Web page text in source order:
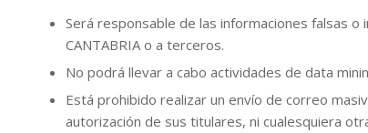
Será responsable de las informaciones falsas
CANTABRIA o a terceros.
No podrá llevar a cabo actividades de data
Está prohibido realizar un envío de correo
autorización de sus titulares, ni cualesquiera